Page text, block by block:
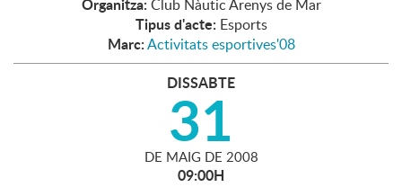
Organitza: Club Nàutic Arenys de Mar
Tipus d'acte: Esports
Marc:Activitats esportives'08
DISSABTE
31
DE MAIG DE 2008
09:00H